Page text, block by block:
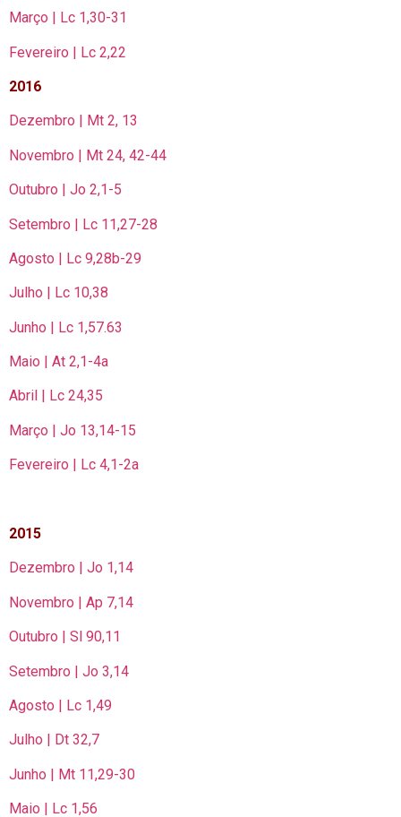
Março | Lc 1,30-31
Fevereiro | Lc 2,22
2016
Dezembro | Mt 2, 13
Novembro | Mt 24, 42-44
Outubro | Jo 2,1-5
Setembro | Lc 11,27-28
Agosto | Lc 9,28b-29
Julho | Lc 10,38
Junho | Lc 1,57.63
Maio | At 2,1-4a
Abril | Lc 24,35
Março | Jo 13,14-15
Fevereiro | Lc 4,1-2a
2015
Dezembro | Jo 1,14
Novembro | Ap 7,14
Outubro | Sl 90,11
Setembro | Jo 3,14
Agosto | Lc 1,49
Julho | Dt 32,7
Junho | Mt 11,29-30
Maio | Lc 1,56